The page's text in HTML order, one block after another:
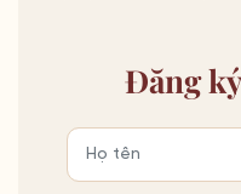
Đăng